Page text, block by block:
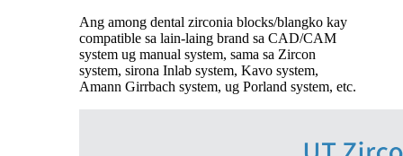
Ang among dental zirconia blocks/blangko kay
compatible sa lain-laing brand sa CAD/CAM
system ug manual system, sama sa Zircon
system, sirona Inlab system, Kavo system,
Amann Girrbach system, ug Porland system, etc.